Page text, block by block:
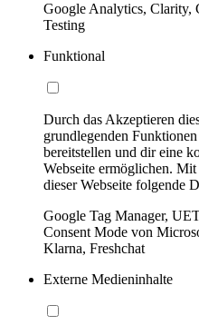
Google Analytics, Clarity,
Testing
Funktional
Durch das Akzeptieren
grundlegenden
bereitstellen und dir eine
Webseite ermöglichen.
dieser Webseite folgende
Google Tag Manager,
Consent Mode von
Klarna, Freshchat
Externe Medieninhalte